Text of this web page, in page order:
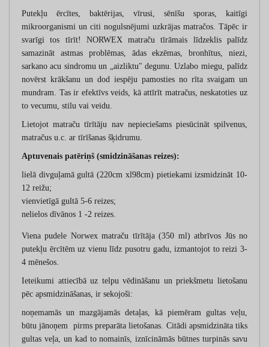
Putekļu ērcītes, baktērijas, vīrusi, sēnīšu sporas, kaitīgi
mikroorganismi un citi nogulsnējumi uzkrājas matračos. Tāpēc ir
svarīgi tos tīrīt! NORWEX matraču tīrāmais līdzeklis palīdz
samazināt astmas problēmas, ādas ekzēmas, bronhītus, niezi,
sarkano acu sindromu un „aizliktu" degunu. Uzlabo miegu, palīdz
novērst krākšanu un dod iespēju pamosties no rīta svaigam un
mundram. Tas ir efektīvs veids, kā attīrīt matračus, neskatoties uz
to vecumu, stilu vai veidu.
Lietojot matraču tīrītāju nav nepieciešams piesūcināt spilvenus,
matračus u.c. ar tīrīšanas šķidrumu.
Aptuvenais patēriņš (smidzināšanas reizes):
lielā divguļamā gultā (220cm xl98cm) pietiekami izsmidzināt 10-
12 reižu;
vienvietīgā gultā 5-6 reizes;
nelielos dīvānos 1 -2 reizes.
Viena pudele Norwex matraču tīrītāja (350 ml) atbrīvos Jūs no
putekļu ērcītēm uz vienu līdz pusotru gadu, izmantojot to reizi 3-
4 mēnešos.
Ieteikumi attiecībā uz telpu vēdināšanu un priekšmetu lietošanu
pēc apsmidzināšanas, ir sekojoši:
noņemamās un mazgājamās detaļas, kā piemēram gultas veļu,
būtu jānoņem pirms preparāta lietošanas. Citādi apsmidzināta tiks
gultas veļa, un kad to nomainīs, iznīcināmās būtnes turpinās savu